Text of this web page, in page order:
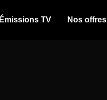
Émissions TV Nos offres